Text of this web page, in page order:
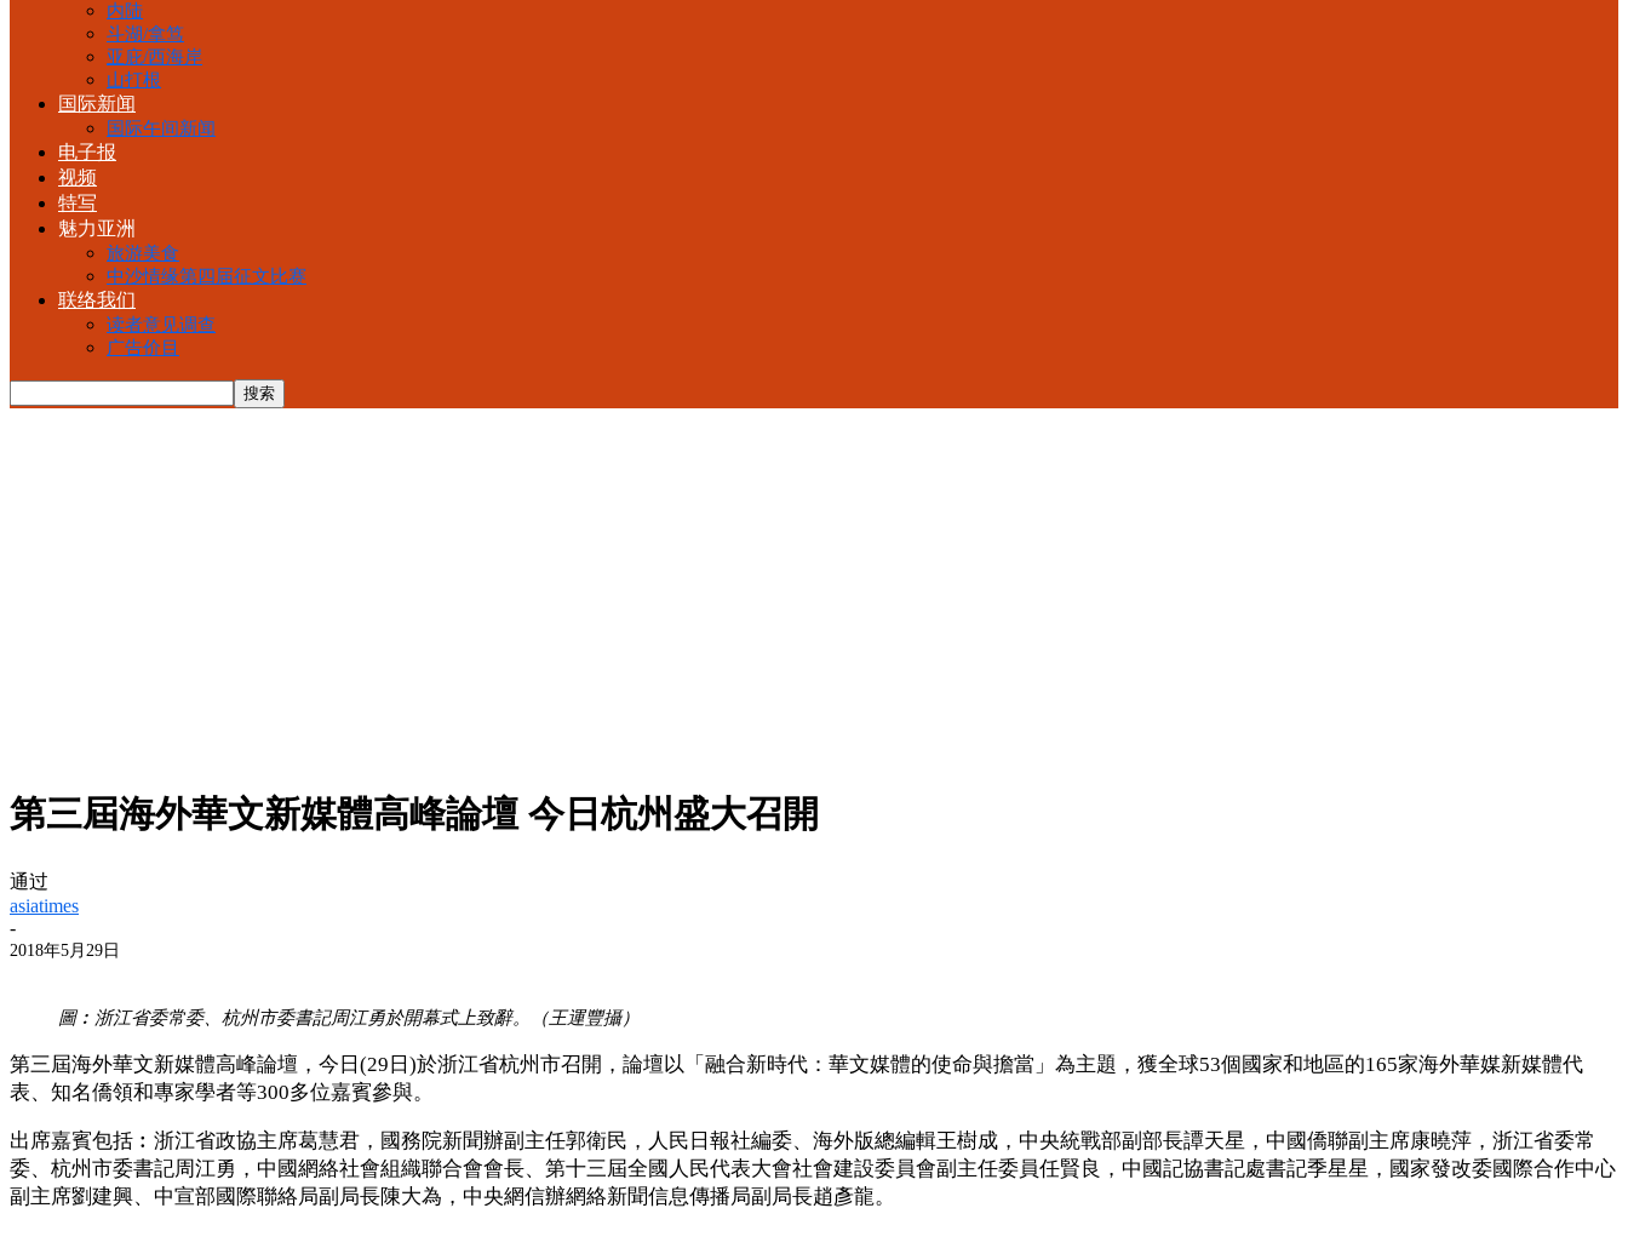
内陆
斗湖/拿笃
亚庇/西海岸
山打根
国际新闻
国际午间新闻
电子报
视频
特写
魅力亚洲
旅游美食
中沙情缘第四届征文比赛
联络我们
读者意见调查
广告价目
第三屆海外華文新媒體高峰論壇 今日杭州盛大召開
通过
asiatimes
-
2018年5月29日
圖︰浙江省委常委、杭州市委書記周江勇於開幕式上致辭。（王運豐攝）
第三屆海外華文新媒體高峰論壇，今日(29日)於浙江省杭州市召開，論壇以「融合新時代：華文媒體的使命與擔當」為主題，獲全球53個國家和地區的165家海外華媒新媒體代
表、知名僑領和專家學者等300多位嘉賓參與。
出席嘉賓包括︰浙江省政協主席葛慧君，國務院新聞辦副主任郭衛民，人民日報社編委、海外版總編輯王樹成，中央統戰部副部長譚天星，中國僑聯副主席康曉萍，浙江省委常
委、杭州市委書記周江勇，中國網絡社會組織聯合會會長、第十三屆全國人民代表大會社會建設委員會副主任委員任賢良，中國記協書記處書記季星星，國家發改委國際合作中心
副主席劉建興、中宣部國際聯絡局副局長陳大為，中央網信辦網絡新聞信息傳播局副局長趙彥龍。